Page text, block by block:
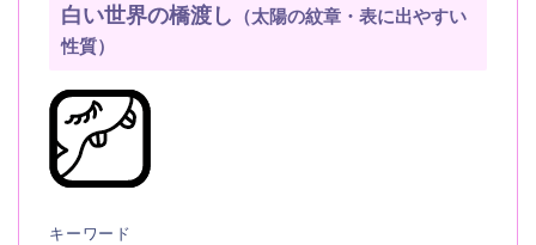
白い世界の橋渡し
（太陽の紋章・表に出やすい
性質）
キーワード